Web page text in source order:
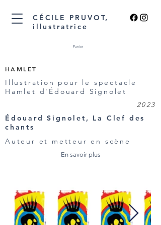
CÉCILE PRUVOT,
illustratrice
Panier
HAMLET
Illustration pour le spectacle
Hamlet d'Édouard Signolet
2023
Édouard Signolet, La Clef des
chants
Auteur et metteur en scène
En savoir plus